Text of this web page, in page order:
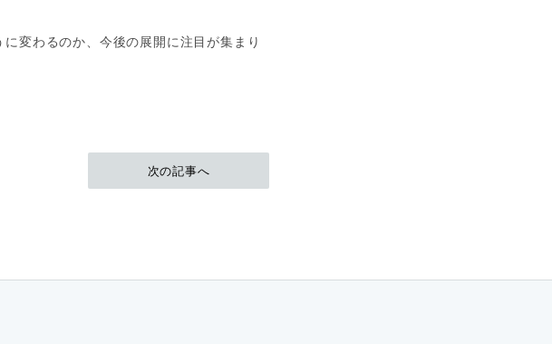
変わるのか、今後の展開に注目が集まり
次の記事へ